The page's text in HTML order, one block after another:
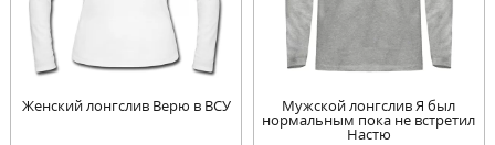
Женский лонгслив Верю в ВСУ Мужской лонгслив Я был
нормальным пока не встретил
Настю